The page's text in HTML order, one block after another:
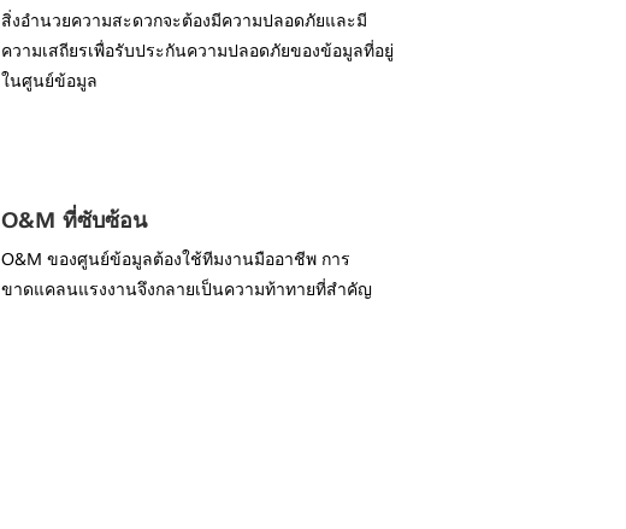
สิ่งอำนวยความสะดวกจะต้องมีความปลอดภัยและมี
ความเสถียรเพื่อรับประกันความปลอดภัยของข้อมูลที่อยู่
ในศูนย์ข้อมูล
O&M ที่ซับซ้อน
O&M ของศูนย์ข้อมูลต้องใช้ทีมงานมืออาชีพ การ
ขาดแคลนแรงงานจึงกลายเป็นความท้าทายที่สำคัญ